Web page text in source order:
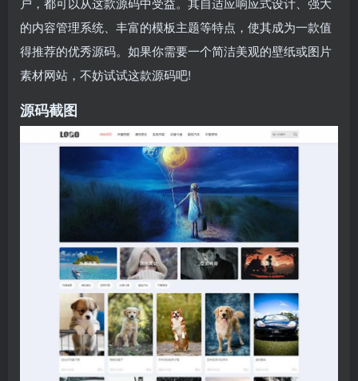
的内容管理系统、丰富的模板主题等特点，使其成为一款值
得推荐的优秀源码。如果你需要一个简洁美观的壁纸或图片
素材网站，不妨试试这款源码吧!
源码截图